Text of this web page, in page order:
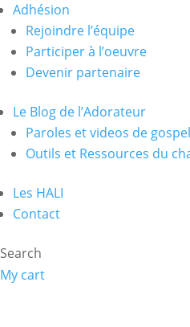
Adhésion
Rejoindre l’équipe
Participer à l’oeuvre
Devenir partenaire
Le Blog de l’Adorateur
Paroles et videos de
Outils et Ressources du
Les HALI
Contact
Search
My cart